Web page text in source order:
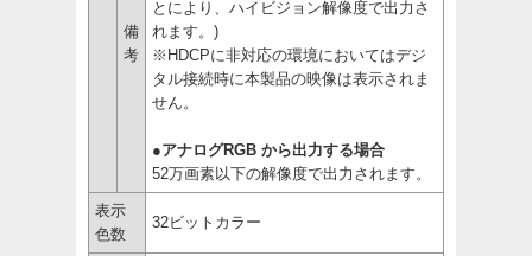
備
考
とにより、ハイビジョン解像度で出力さ
れます。)
※HDCPに非対応の環境においてはデジ
タル接続時に本製品の映像は表示されま
せん。
●アナログRGB から出力する場合
52万画素以下の解像度で出力されます。
表示
色数
32ビットカラー